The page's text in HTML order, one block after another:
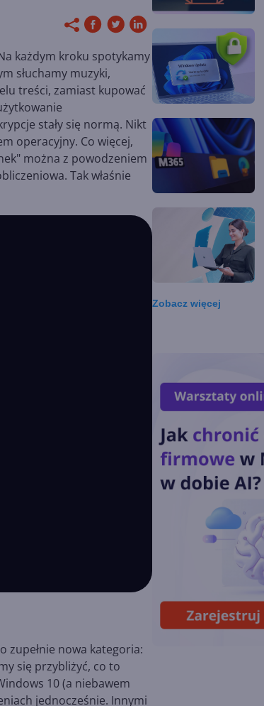
każdym kroku spotykamy
słuchamy muzyki,
treści, zamiast kupować
stały się normą. Nikt
operacyjny. Co więcej,
można z powodzeniem
Tak właśnie
zupełnie nowa kategoria:
się przybliżyć, co to
10 (a niebawem
jednocześnie. Innymi
Zobaczwięcej